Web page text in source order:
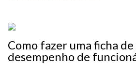
Como fazer uma ficha
desempenho de